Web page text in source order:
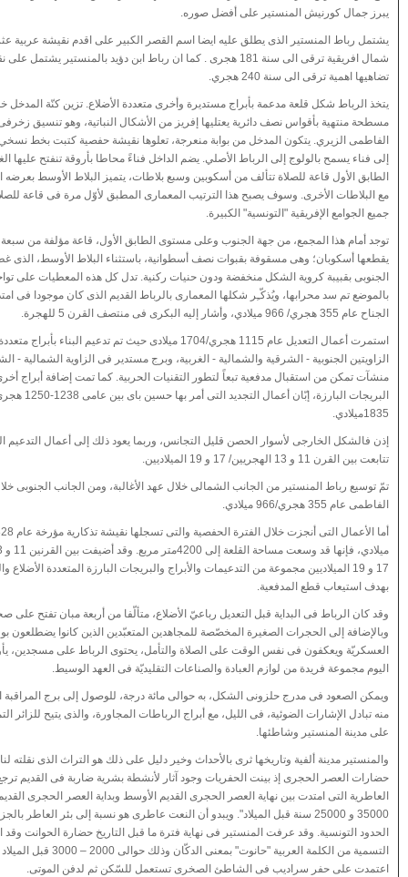
يبرز جمال كورنيش المنستير على أفضل صوره.
يشتمل رباط المنستير الذى يطلق عليه ايضا اسم القصر الكبير على اقدم نقيشة عربية
شمال افريقية ترقى الى سنة 181 هجرى . كما ان رباط ابن دؤيد بالمنستير
تضاهيها اهمية ترقى الى سنة 240 هجري.
يتخذ الرباط شكل قلعة مدعمة بأبراج مستديرة وأخرى متعددة الأضلاع. تزين كنّة
مسطحة منتهية بأقواس نصف دائرية يعتليها إفريز من الأشكال النباتية، وهو تنسيق
الفاطمى الزيري. يتكون المدخل من بوابة منعرجة، تعلوها نقيشة حفصية كتبت بخط نسخي.
إلى فناء يسمح بالولوج إلى الرباط الأصلي. يضم الداخل فناءً محاطا بأروقة تنفتح عليها
الطابق الأول قاعة للصلاة تتألف من أسكوبين وسبع بلاطات، يتميز البلاط الأوسط بعرضه
مع البلاطات الأخرى. وسوف يصبح هذا الترتيب المعمارى المطبق لأوّل مرة فى قاعة
جميع الجوامع الإفريقية "التونسية" الكبيرة.
توجد أمام هذا المجمع، من جهة الجنوب وعلى مستوى الطابق الأول، قاعة مؤلفة من
يقطعها أسكوبان؛ وهى مسقوفة بقبوات نصف أسطوانية، باستثناء البلاط الأوسط، الذى
الجنوبى بقبيبة كروية الشكل منخفضة ودون حنيات ركنية. تدل كل هذه المعطيات على
بالموضع تم سد محرابها، ويُذكّـِر شكلها المعمارى بالرباط القديم الذى كان موجودا فى
الجناح عام 355 هجري/ 966 ميلادي، وأشار إليه البكرى فى منتصف القرن 5 للهجرة.
استمرت أعمال التعديل عام 1115 هجري/1704 ميلادى حيث تم تدعيم البناء
الزاويتين الجنوبية - الشرقية والشمالية - الغربية، وبرج مستدير فى الزاوية الشمالية -
منشآت تمكن من استقبال مدفعية تبعاً لتطور التقنيات الحربية. كما تمت إضافة أبراج
1835ميلادي.
إذن فالشكل الخارجى لأسوار الحصن قليل التجانس، وربما يعود ذلك إلى أعمال التدعيم
تتابعت بين القرن 11 و 13 الهجريين/ 17 و 19 الميلاديين.
تمّ توسيع رباط المنستير من الجانب الشمالى خلال عهد الأغالبة، ومن الجانب الجنوبى
الفاطمى عام 355 هجري/966 ميلادي.
17 و 19 الميلاديين مجموعة من التدعيمات والأبراج والبريجات البارزة المتعددة الأضلاع
بهدف استيعاب قطع المدفعية.
وقد كان الرباط فى البداية قبل التعديل رباعيّ الأضلاع، متألّفا من أربعة مبان تفتح على
وبالإضافة إلى الحجرات الصغيرة المخصّصة للمجاهدين المتعبّدين الذين كانوا يضطلعون
العسكريّة ويعكفون فى نفس الوقت على الصلاة والتأمل، يحتوى الرباط على مسجدين،
اليوم مجموعة فريدة من لوازم العبادة والصناعات التقليديّة فى العهد الوسيط.
ويمكن الصعود فى مدرج حلزونى الشكل، به حوالى مائة درجة، للوصول إلى برج المراقبة
منه تبادل الإشارات الضوئية، فى الليل، مع أبراج الرباطات المجاورة، والذى يتيح للزائر
على مدينة المنستير وشاطئها.
والمنستير مدينة ألفية وتاريخها ثرى بالأحداث وخير دليل على ذلك هو التراث الذى نقلته
حضارات العصر الحجرى إذ بينت الحفريات وجود آثار لأنشطة بشرية ضاربة فى القديم
العاطرية التى امتدت بين نهاية العصر الحجرى القديم الأوسط وبداية العصر الحجرى
35000 و 25000 سنة قبل الميلاد". ويبدو أن النعت عاطرى هو نسبة إلى بئر العاطر
الحدود التونسية. وقد عرفت المنستير فى نهاية فترة ما قبل التاريخ حضارة الحوانت
التسمية من الكلمة العربية "حانوت" بمعنى
اعتمدت على حفر سراديب فى الشاطئ الصخرى تستعمل للسّكن ثم لدفن الموتى.